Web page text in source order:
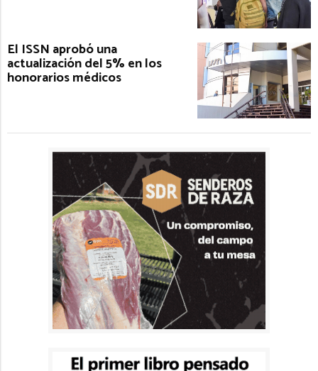
El ISSN aprobó una
actualización del 5% en los
honorarios médicos